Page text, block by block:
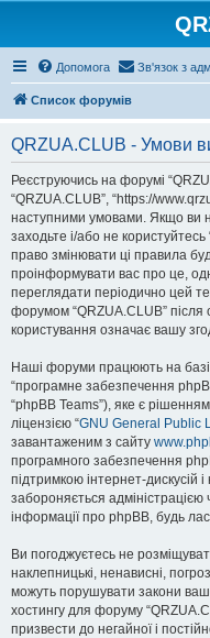
Допомога Зв'язок з
Список форумів
QRZUA.CLUB - Умови
Реєструючись на форумі
“QRZUA.CLUB”, “https://
наступними умовами. Якщо ви
заходьте і/або не
право змінювати ці правила
проінформувати вас про це,
переглядати періодично цей
форумом “QRZUA.CLUB”
користування означає вашу
Наші форуми працюють на базі
“програмне забезпечення
“phpBB Teams”), яке є
ліцензією “GNU General Public
завантаженим з сайту
програмного забезпечення
підтримкою інтернет-дискусій
забороняється
інформації про phpBB, будь
Ви погоджуєтесь не
наклепницькі, ненависні,
можуть порушувати закони
хостингу для форуму
призвести до негайної і